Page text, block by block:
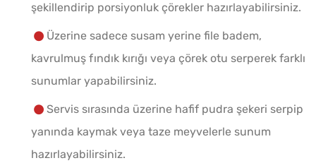
şekillendirip porsiyonluk çörekler hazırlayabilirsiniz.
Üzerine sadece susam yerine file badem,
kavrulmuş fındık kırığı veya çörek otu serperek farklı
sunumlar yapabilirsiniz.
Servis sırasında üzerine hafif pudra şekeri serpip
yanında kaymak veya taze meyvelerle sunum
hazırlayabilirsiniz.